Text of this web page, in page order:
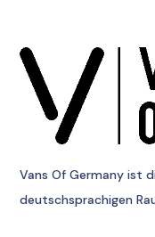
Vans Of Germany ist
deutschsprachigen